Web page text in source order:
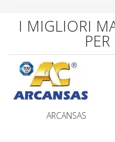
I MIGLIORI
ARCANSAS